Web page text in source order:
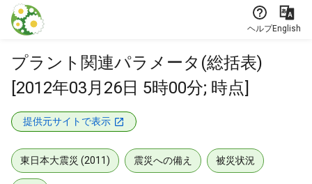
本文に飛ぶ
ヘルプEnglish
プラント関連パラメータ(総括表)
[2012年03月26日 5時00分; 時点]
提供元サイトで表示
東日本大震災 (2011) 震災への備え 被災状況